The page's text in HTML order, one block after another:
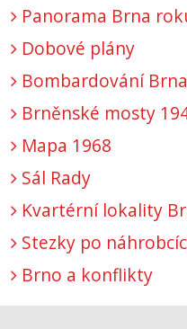
Panorama Brna
Dobové plány
Bombardování Brna
Brněnské mosty
Mapa 1968
Sál Rady
Kvartérní lokality
Stezky po
Brno a konflikty